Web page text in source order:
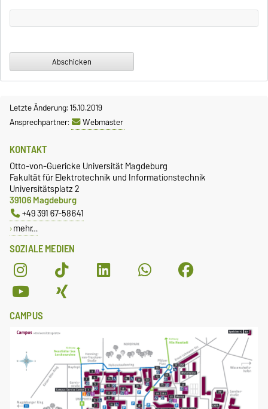
Letzte Änderung: 15.10.2019
Ansprechpartner:
Webmaster
SOZIALE MEDIEN
KONTAKT
Otto-von-Guericke Universität Magdeburg
Fakultät für Elektrotechnik und Informationstechnik
Universitätsplatz 2
39106 Magdeburg
+49 391 67-58641
mehr…
CAMPUS